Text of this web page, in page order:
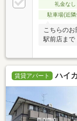
礼金なし
駐車場(近隣
こちらの
駅前店まで
賃貸アパート ハイ